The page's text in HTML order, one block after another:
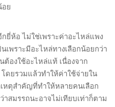
อย
ยี่ห้อ ไม่ใช่เพราะค่าอะไหล่แพง
พราะมีอะไหล่ทางเลือกน้อยกว่า
ต้องใช้อะไหล่แท้ เนื่องจาก
ดยรวมแล้วทำให้ค่าใช้จ่ายใน
หตุสำคัญที่ทำให้หลายคนเลือก
สมรรถนะอาจไม่เทียบเท่าก็ตาม